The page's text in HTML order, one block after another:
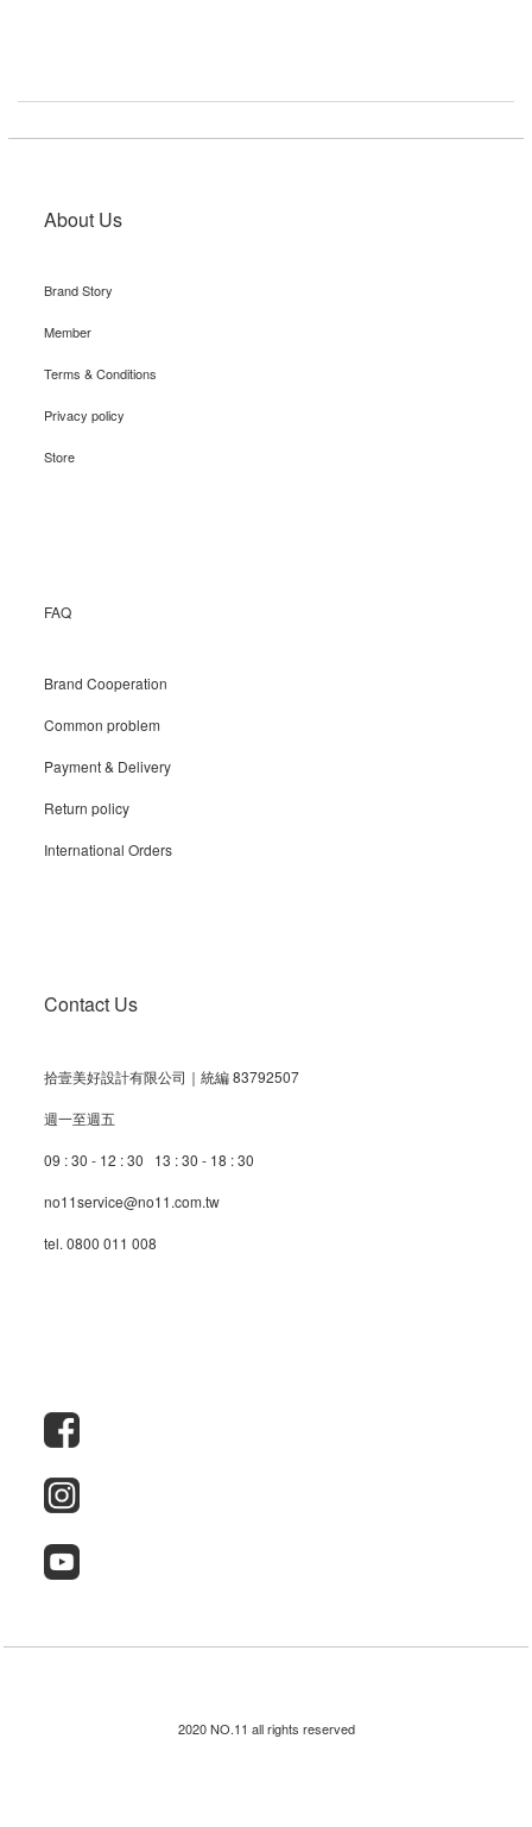
About Us
Brand Story
Member
Terms & Conditions
Privacy policy
Store
FAQ
Brand Cooperation
Common problem
Payment & Delivery
Return policy
International Orders
Contact Us
拾壹美好設計有限公司｜統編 83792507
週一至週五
09 : 30 - 12 : 30 13 : 30 - 18 : 30
no11service@no11.com.tw
tel. 0800 011 008
2020 NO.11 all rights reserved